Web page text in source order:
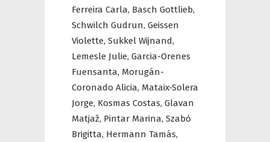
Ferreira Carla, Basch Gottlieb,
Schwilch Gudrun, Geissen
Violette, Sukkel Wijnand,
Lemesle Julie, Garcia-Orenes
Fuensanta, Morugán-
Coronado Alicia, Mataix-Solera
Jorge, Kosmas Costas, Glavan
Matjaž, Pintar Marina, Szabó
Brigitta, Hermann Tamás,